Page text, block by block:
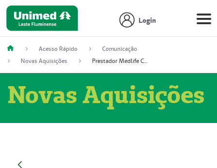
Login
Acesso Rápido
Comunicação
Novas Aquisições
Prestador Medlife Consultas e Diagnósticos (51004334-2)
Novas Aquisições